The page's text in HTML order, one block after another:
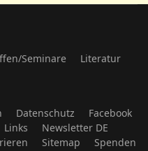
Seminare
Literatur
Datenschutz
Facebook
Links
Newsletter DE
Sitemap
Spenden